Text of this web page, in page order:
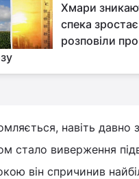
Хмари
спека
розповіли
навіть давно
стало виверження
він спричинив